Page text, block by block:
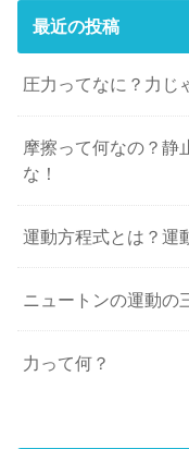
最近の投稿
圧力ってなに？力じ
摩擦って何なの？静
な！
運動方程式とは？運
ニュートンの運動の
力って何？